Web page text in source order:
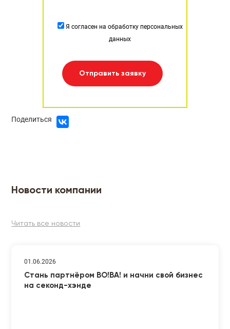
Я согласен на обработку персональных
данных
Отправить заявку
Поделиться
Новости компании
Читать все новости
01.06.2026
Стань партнёром ВО!ВА! и начни свой бизнес
на секонд-хэнде